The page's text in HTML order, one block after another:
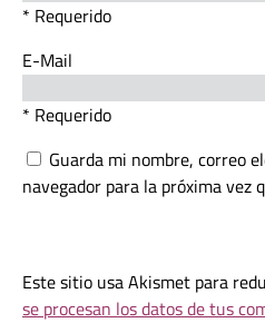
* Requerido
E-Mail
* Requerido
Guarda mi nombre, correo
navegador para la próxima vez
Este sitio usa Akismet para
se procesan los datos de tus